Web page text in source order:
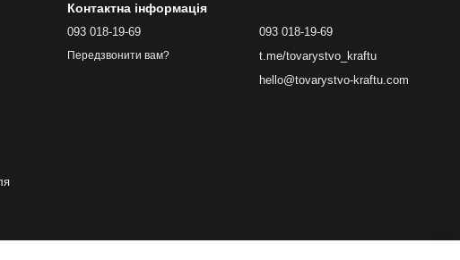
Контактна інформація
093 018-19-69
Передзвонити вам?
093 018-19-69
t.me/tovarystvo_kraftu
hello@tovarystvo-kraftu.com